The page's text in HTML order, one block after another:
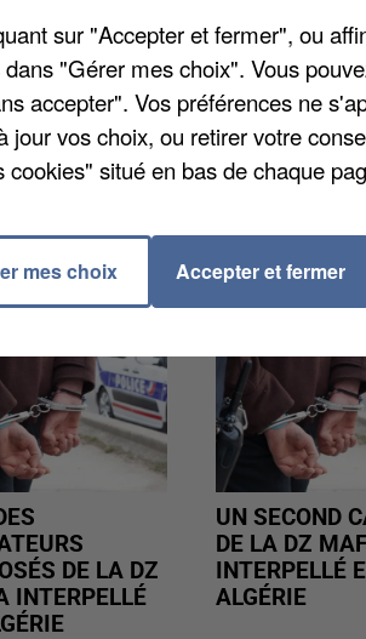
20 ans sur cette décharge
sera financée par le
et la dépollution des sols
DE LA DZ
INTERPELLÉ
UN SECOND
DE LA DZ
INTERPELLÉ
ALGÉRIE
sur "Accepter et fermer", ou
"Gérer mes choix". Vous
accepter". Vos préférences ne
jour vos choix, ou retirer votre
situé en bas de chaque
mes choix Accepter et fermer